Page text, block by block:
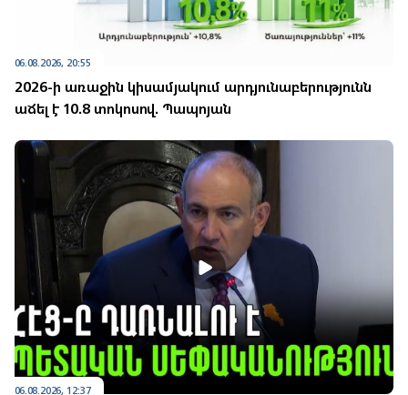
06.08.2026, 20:55
2026-ի առաջին կիսամյակում արդյունաբերությունն
աճել է 10.8 տոկոսով. Պապոյան
06.08.2026, 12:37